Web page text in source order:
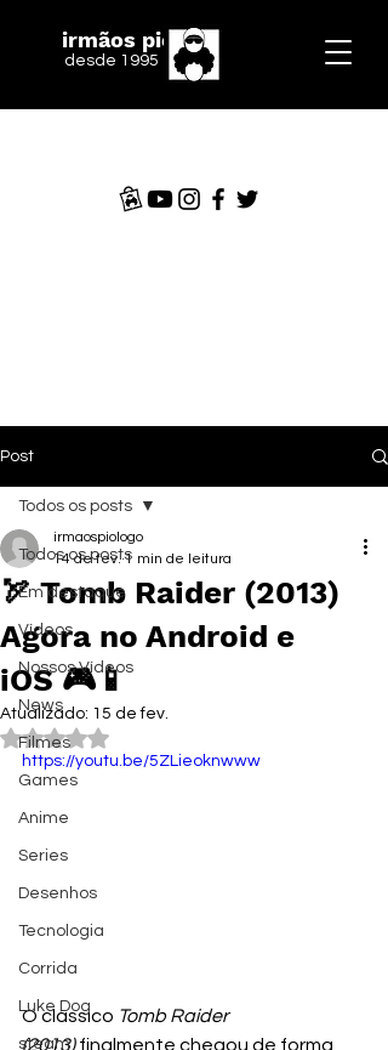
irmãos piologo
desde 1995
Post
Todos os posts
Em destaque
Vídeos
Nossos Vídeos
News
Filmes
Games
Anime
Series
Desenhos
Tecnologia
Corrida
Luke Dog
steam
Todos os posts
🏹 Tomb Raider (2013)
Agora no Android e
iOS 🎮📱
irmaospiologo
14 de fev. 1 min de leitura
Atualizado: 15 de fev.
Avaliado com NaN de 5 estrelas.
https://youtu.be/5ZLieoknwww
O clássico Tomb Raider
(2013) finalmente chegou de forma